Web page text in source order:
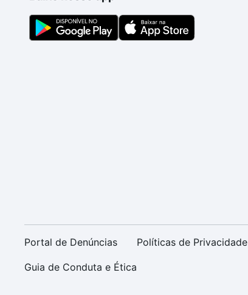
Portal de Denúncias Políticas de Privacidade
Guia de Conduta e Ética